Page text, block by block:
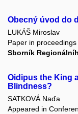
Obecný úvod do
LUKÁŠ Miroslav
Paper in proceedings
Sborník
Oidipus the King
Blindness?
SATKOVÁ Naďa
Appeared in